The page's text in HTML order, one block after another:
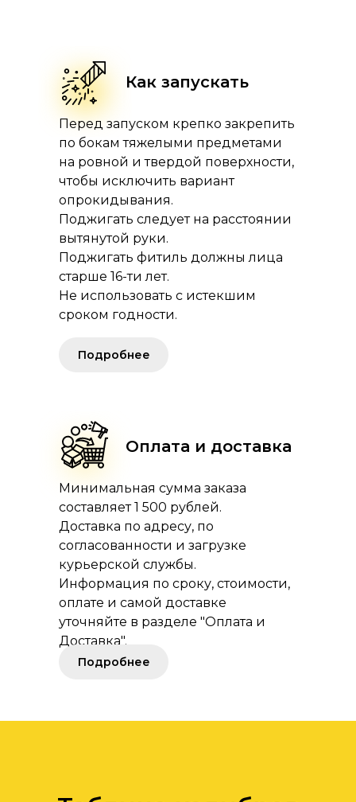
Как запускать
Перед запуском крепко закрепить
по бокам тяжелыми предметами
на ровной и твердой поверхности,
чтобы исключить вариант
опрокидывания.
Поджигать следует на расстоянии
вытянутой руки.
Поджигать фитиль должны лица
старше 16-ти лет.
Не использовать с истекшим
сроком годности.
Оплата и доставка
Минимальная сумма заказа
составляет 1 500 рублей.
Доставка по адресу, по
согласованности и загрузке
курьерской службы.
Информация по сроку, стоимости,
оплате и самой доставке
уточняйте в разделе "Оплата и
Доставка".
Подробнее
Подробнее